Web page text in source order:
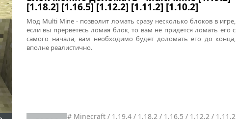
[1.18.2] [1.16.5] [1.12.2] [1.11.2] [1.10.2]
Мод Multi Mine - позволит ломать сразу несколько блоков в игре,
если вы прерветесь ломая блок, то вам не придется ломать его с
самого начала, вам необходимо будет доломать его до конца,
вполне реалистично.
# Minecraft/ 1.19.4/ 1.18.2/ 1.16.5 / 1.12.2/ 1.11.2